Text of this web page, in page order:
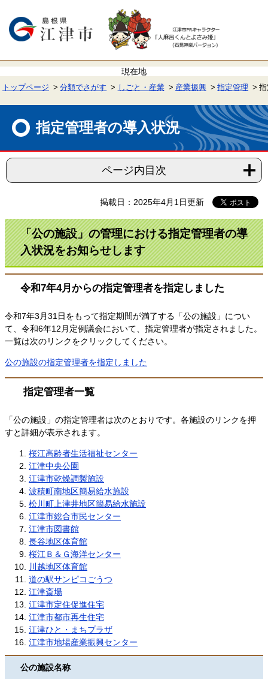
で
ば
本トップページ 分類でさがす しごと・産業 産業振興 指定管理
指定管理者の導入状況
ページ内目次
掲載日：2025年4月1日更新
「公の施設」の管理における指定管理者の導
入状況をお知らせします
令和7年4月からの指定管理者を指定しました
令和7年3月31日をもって指定期間が満了する「公の施設」につい
て、令和6年12月定例議会において、指定管理者が指定されました。
一覧は次のリンクをクリックしてください。
公の施設の指定管理者を指定しました
指定管理者一覧
「公の施設」の指定管理者は次のとおりです。各施設のリンクを押
すと詳細が表示されます。
桜江高齢者生活福祉センター
江津中央公園
江津市乾燥調製施設
波積町南地区簡易給水施設
松川町上津井地区簡易給水施設
江津市総合市民センター
江津市図書館
長谷地区体育館
桜江Ｂ＆Ｇ海洋センター
川越地区体育館
道の駅サンピコごうつ
江津斎場
江津市定住促進住宅
江津市都市再生住宅
江津ひと・まちプラザ
江津市地場産業振興センター
公の施設名称